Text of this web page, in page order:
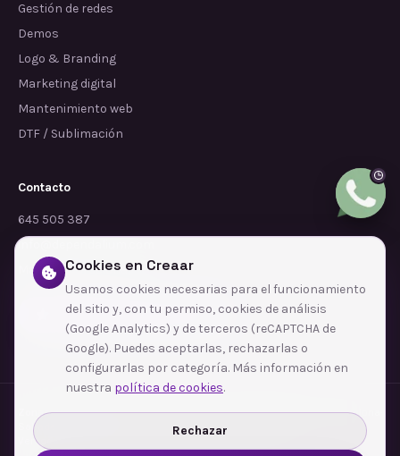
Gestión de redes
Demos
Logo & Branding
Marketing digital
Mantenimiento web
DTF / Sublimación
Contacto
645 505 387
info@dependalium.com
Mataró (Barcelona)
Déjanos tu reseña en Google
Zonas de cobertura·Barcelona·L'Hospitalet de Llobregat·Terrassa·Badalona
Sabadell
Santa Coloma de Gramenet
Ver todas las zonas →
Cookies en Creaar
Usamos cookies necesarias para el funcionamiento
del sitio y, con tu permiso, cookies de análisis
(Google Analytics) y de terceros (reCAPTCHA de
Google). Puedes aceptarlas, rechazarlas o
configurarlas por categoría. Más información en
nuestra política de cookies.
Rechazar